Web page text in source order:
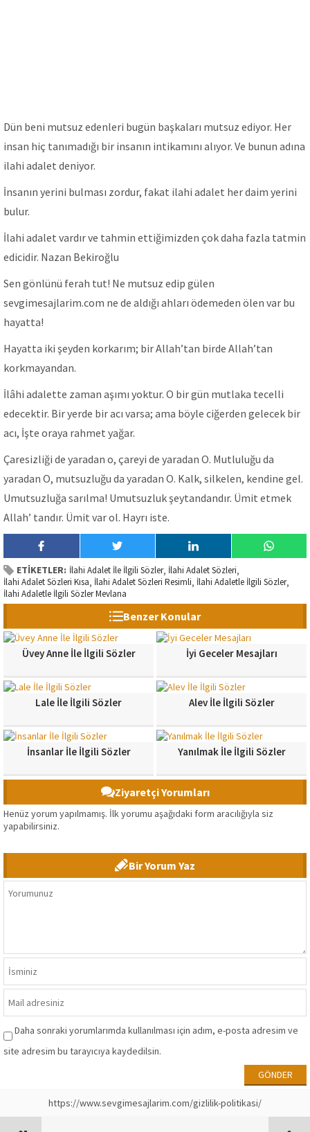
Dün beni mutsuz edenleri bugün başkaları mutsuz ediyor. Her
insan hiç tanımadığı bir insanın intikamını alıyor. Ve bunun adına
ilahi adalet deniyor.
İnsanın yerini bulması zordur, fakat ilahi adalet her daim yerini
bulur.
İlahi adalet vardır ve tahmin ettiğimizden çok daha fazla tatmin
edicidir. Nazan Bekiroğlu
Sen gönlünü ferah tut! Ne mutsuz edip gülen
sevgimesajlarim.com ne de aldığı ahları ödemeden ölen var bu
hayatta!
Hayatta iki şeyden korkarım; bir Allah’tan birde Allah’tan
korkmayandan.
İlâhi adalette zaman aşımı yoktur. O bir gün mutlaka tecelli
edecektir. Bir yerde bir acı varsa; ama böyle ciğerden gelecek bir
acı, İşte oraya rahmet yağar.
Çaresizliği de yaradan o, çareyi de yaradan O. Mutluluğu da
yaradan O, mutsuzluğu da yaradan O. Kalk, silkelen, kendine gel.
Umutsuzluğa sarılma! Umutsuzluk şeytandandır. Ümit etmek
Allah’ tandır. Ümit var ol. Hayrı iste.
ETİKETLER: İlahi Adalet İle İlgili Sözler, İlahi Adalet Sözleri,
İlahi Adalet Sözleri Kısa, İlahi Adalet Sözleri Resimli, İlahi Adaletle İlgili Sözler,
İlahi Adaletle İlgili Sözler Mevlana
Benzer Konular
Üvey Anne İle İlgili Sözler İyi Geceler Mesajları
Lale İle İlgili Sözler Alev İle İlgili Sözler
İnsanlar İle İlgili Sözler Yanılmak İle İlgili Sözler
Ziyaretçi Yorumları
Henüz yorum yapılmamış. İlk yorumu aşağıdaki form aracılığıyla siz
yapabilirsiniz.
Bir Yorum Yaz
Daha sonraki yorumlarımda kullanılması için adım, e-posta adresim ve
site adresim bu tarayıcıya kaydedilsin.
https://www.sevgimesajlarim.com/gizlilik-politikasi/